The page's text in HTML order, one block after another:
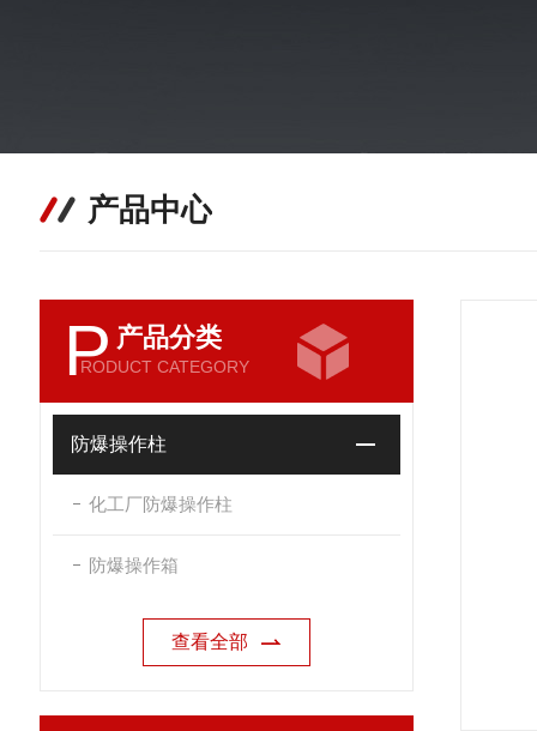
产品中心
P 产品分类
RODUCT CATEGORY
防爆操作柱
化工厂防爆操作柱
防爆操作箱
查看全部